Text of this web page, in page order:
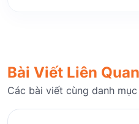
Bài Viết Liên Quan
Các bài viết cùng danh